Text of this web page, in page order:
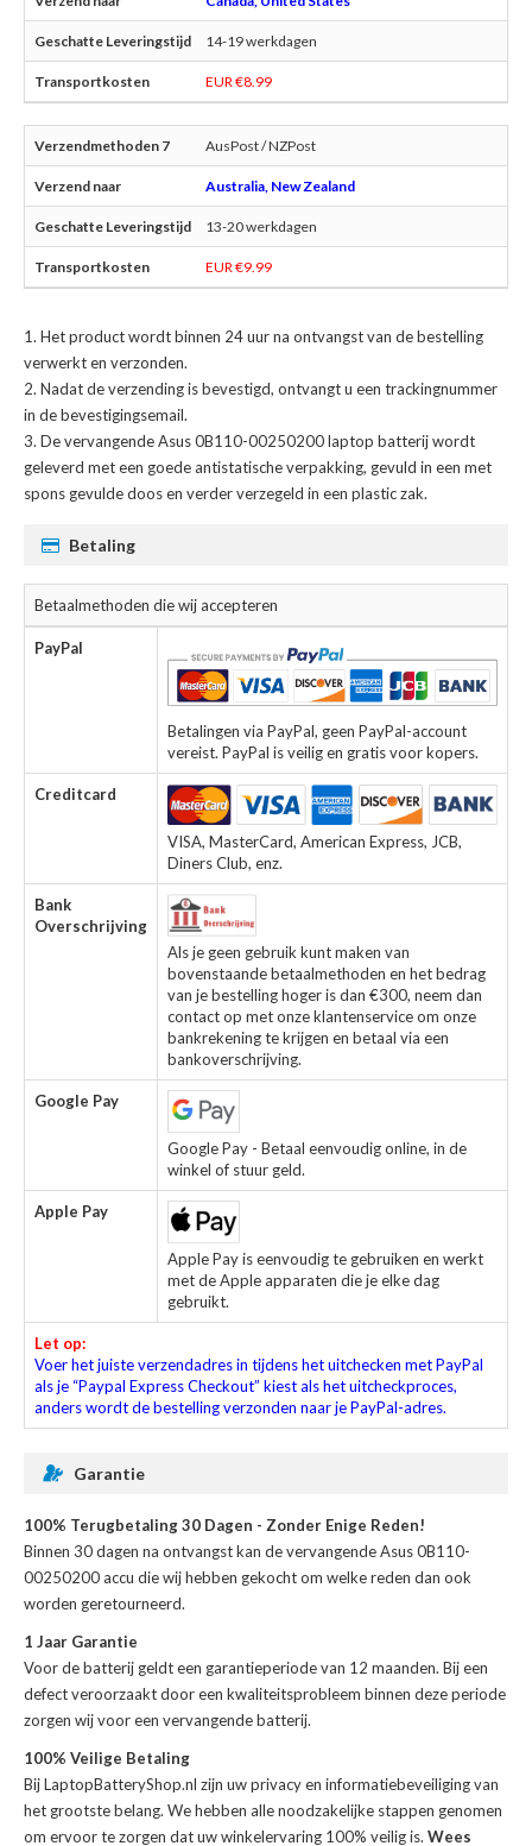
14-19 werkdagen
EUR €8.99
AusPost / NZPost
Australia, New Zealand
13-20 werkdagen
EUR €9.99
Het product wordt binnen 24 uur na ontvangst van de bestelling
verwerkt en verzonden.
Nadat de verzending is bevestigd, ontvangt u een trackingnummer
in de bevestigingsemail.
Devervangende Asus 0B110-00250200 laptop batterijwordt
geleverd met een goede antistatische verpakking, gevuld in een met
spons gevulde doos en verder verzegeld in een plastic zak.
Betaling
Betaalmethoden die wij accepteren
PayPal
Betalingen via PayPal, geen PayPal-account
vereist. PayPal is veilig en gratis voor kopers.
Creditcard
VISA, MasterCard, American Express, JCB,
Diners Club, enz.
Bank
Overschrijving
Als je geen gebruik kunt maken van
bovenstaande betaalmethoden en het bedrag
van je bestelling hoger is dan €300, neem dan
contact op met onze klantenservice om onze
bankrekening te krijgen en betaal via een
bankoverschrijving.
Google Pay
Google Pay - Betaal eenvoudig online, in de
winkel of stuur geld.
Apple Pay
Apple Pay is eenvoudig te gebruiken en werkt
met de Apple apparaten die je elke dag
gebruikt.
Let op:
Voer het juiste verzendadres in tijdens het uitchecken met PayPal
als je “Paypal Express Checkout” kiest als het uitcheckproces,
anders wordt de bestelling verzonden naar je PayPal-adres.
Garantie
100% Terugbetaling 30 Dagen - Zonder Enige Reden!
Binnen 30 dagen na ontvangst kan devervangende Asus 0B110-
00250200 accu die wij hebben gekocht om welke reden dan ook
worden geretourneerd.
1 Jaar Garantie
Voor debatterij geldt een garantieperiode van 12 maanden. Bij een
defect veroorzaakt door een kwaliteitsprobleem binnen deze periode
zorgen wij voor een vervangende batterij.
100% Veilige Betaling
Bij LaptopBatteryShop.nl zijn uw privacy en informatiebeveiliging van
het grootste belang. We hebben alle noodzakelijke stappen genomen
om ervoor te zorgen dat uw winkelervaring 100% veilig is. Wees